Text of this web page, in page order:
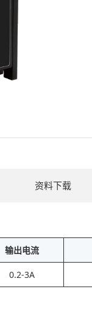
资料下载
输出电流
0.2-3A